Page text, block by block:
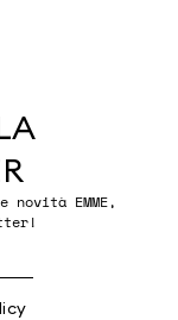
novità EMME,